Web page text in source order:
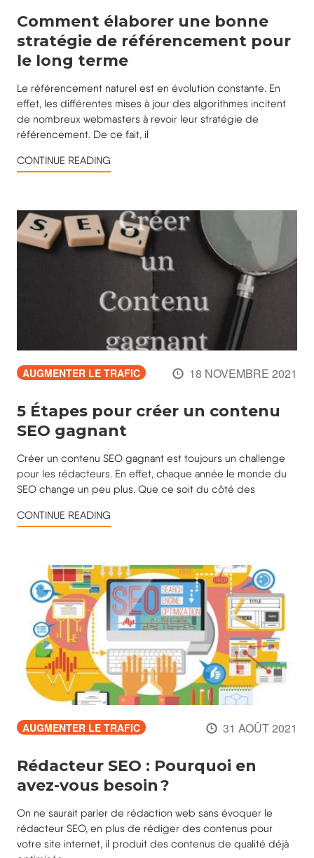
Comment élaborer une bonne
stratégie de référencement pour
le long terme
Le référencement naturel est en évolution constante. En
effet, les différentes mises à jour des algorithmes incitent
de nombreux webmasters à revoir leur stratégie de
référencement. De ce fait, il
CONTINUE READING
AUGMENTER LE TRAFIC 18 NOVEMBRE 2021
5 Étapes pour créer un contenu
SEO gagnant
Créer un contenu SEO gagnant est toujours un challenge
pour les rédacteurs. En effet, chaque année le monde du
SEO change un peu plus. Que ce soit du côté des
CONTINUE READING
AUGMENTER LE TRAFIC 31 AOÛT 2021
Rédacteur SEO : Pourquoi en
avez-vous besoin ?
On ne saurait parler de rédaction web sans évoquer le
rédacteur SEO, en plus de rédiger des contenus pour
votre site internet, il produit des contenus de qualité déjà